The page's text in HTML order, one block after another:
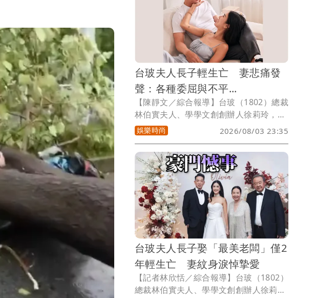
台玻夫人長子輕生亡 妻悲痛發
聲：各種委屈與不平...
【陳靜文／綜合報導】台玻（1802）總裁
林伯實夫人、學學文創創辦人徐莉玲，日
前因烏龍發文聲援張柏芝、砲轟王菲與謝
霆鋒，引發關注，今傳出徐莉玲今年初歷
經喪子之痛，50多歲長子徐子翔於春節期
間輕生亡，家屬低調治喪，消息直到今日
才曝光。徐子翔的妻子譚以欣，今天悲痛
在社群發聲，中文提到「過去我們一起面
對各種委屈與不平，最後你選擇先離開，
我則只能選擇安靜」，再度引發外界議論
與揣測。
娛樂時尚 2026/08/03 23:35
台玻夫人長子娶「最美老闆」僅2
年輕生亡 妻紋身淚悼摯愛
【記者林欣恬／綜合報導】台玻（1802）
總裁林伯實夫人、學學文創創辦人徐莉